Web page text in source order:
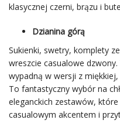
klasycznej czerni, brązu i
Dzianina górą
Sukienki, swetry, komplety
wreszcie casualowe
wypadną w wersji z
To fantastyczny wybór na
eleganckich zestawów,
casualowym akcentem i